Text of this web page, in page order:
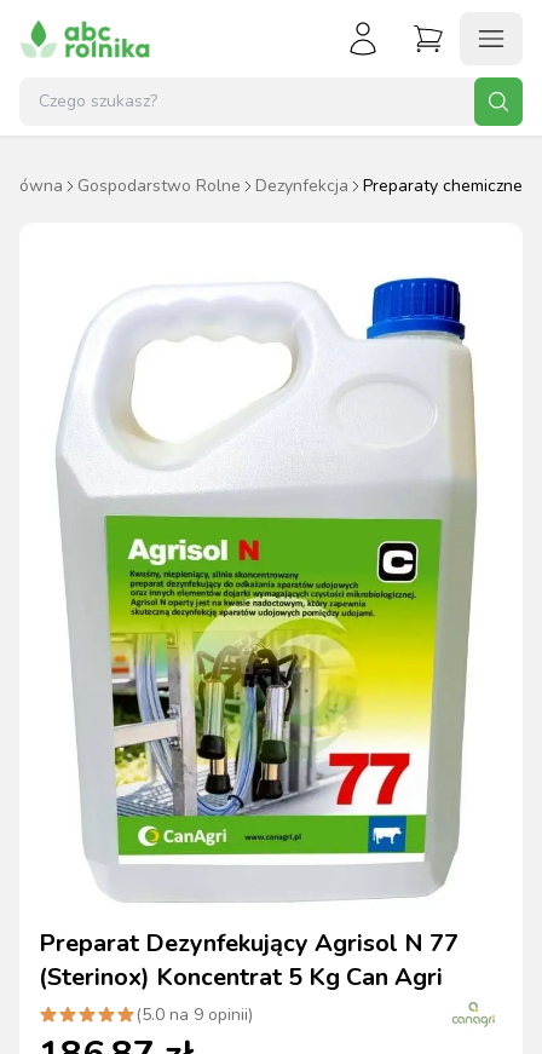
Gospodarstwo Rolne Dezynfekcja Preparaty chemiczne
Preparat Dezynfekujący Agrisol N 77
(Sterinox) Koncentrat 5 Kg Can Agri
(5.0 na 9 opinii)